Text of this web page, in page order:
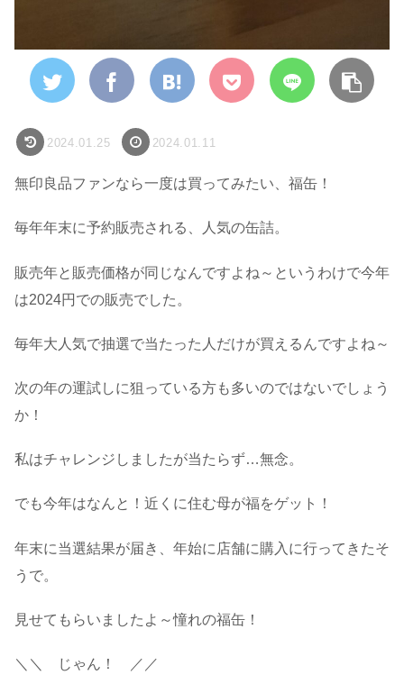
2024.01.25 2024.01.11
無印良品ファンなら一度は買ってみたい、福缶！
毎年年末に予約販売される、人気の缶詰。
販売年と販売価格が同じなんですよね～というわけで今年
は2024円での販売でした。
毎年大人気で抽選で当たった人だけが買えるんですよね～
次の年の運試しに狙っている方も多いのではないでしょう
か！
私はチャレンジしましたが当たらず…無念。
でも今年はなんと！近くに住む母が福をゲット！
年末に当選結果が届き、年始に店舗に購入に行ってきたそ
うで。
見せてもらいましたよ～憧れの福缶！
＼＼ じゃん！ ／／